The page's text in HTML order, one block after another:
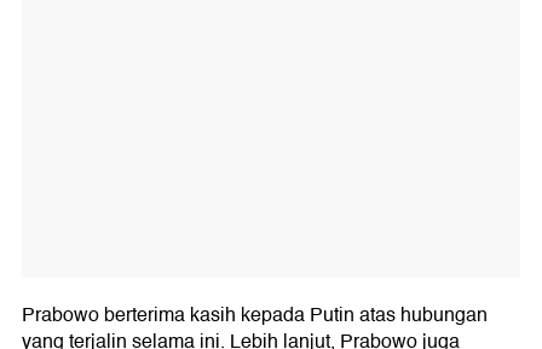
Prabowo berterima kasih kepada Putin atas hubungan
yang terjalin selama ini. Lebih lanjut, Prabowo juga